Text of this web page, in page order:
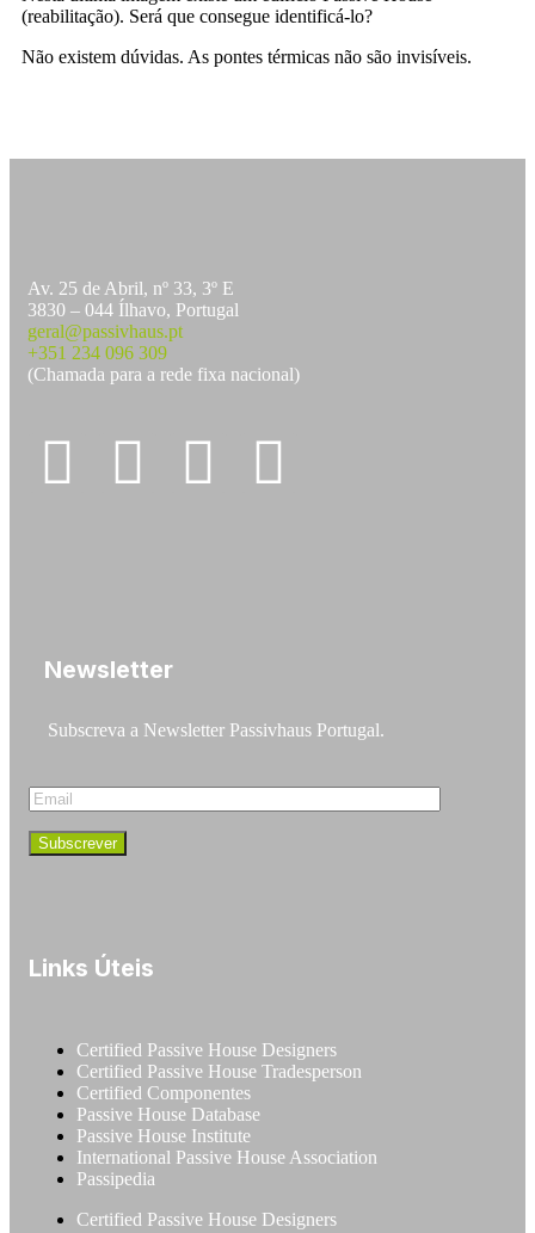
(reabilitação). Será que consegue identificá-lo?
Não existem dúvidas. As pontes térmicas não são invisíveis.
Av. 25 de Abril, nº 33, 3º E
3830 – 044 Ílhavo, Portugal
geral@passivhaus.pt
+351 234 096 309
(Chamada para a rede fixa nacional)
Newsletter
Subscreva a Newsletter Passivhaus Portugal.
Links Úteis
Certified Passive House Designers
Certified Passive House Tradesperson
Certified Componentes
Passive House Database
Passive House Institute
International Passive House Association
Passipedia
Certified Passive House Designers